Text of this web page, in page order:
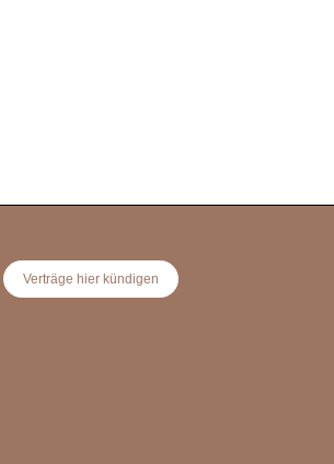
Verträge hier kündigen